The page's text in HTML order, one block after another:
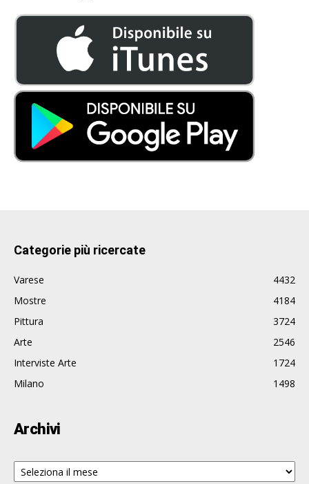
Categorie più ricercate
Varese
4432
Mostre
4184
Pittura
3724
Arte
2546
Interviste Arte
1724
Milano
1498
Archivi
Archivi